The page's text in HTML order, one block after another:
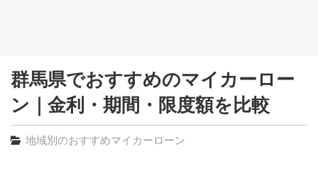
群馬県でおすすめのマイカーロー
ン｜金利・期間・限度額を比較
地域別のおすすめマイカーローン